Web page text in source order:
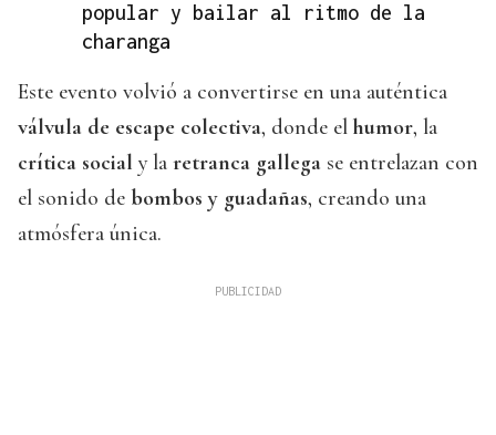
popular y bailar al ritmo de la
charanga
Este evento volvió a convertirse en una auténtica
válvula de escape colectiva, donde el humor, la
crítica social y la retranca gallega se entrelazan con
el sonido de bombos y guadañas, creando una
atmósfera única.